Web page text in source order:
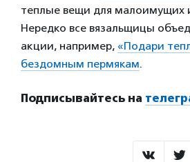
теплые вещи для малоимущих
Нередко все вязальщицы
акции, например, «Подари
бездомным пермякам.
Подписывайтесь на